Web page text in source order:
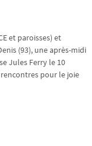
et paroisses) et
(93), une après-midi
Jules Ferry le 10
pour le joie